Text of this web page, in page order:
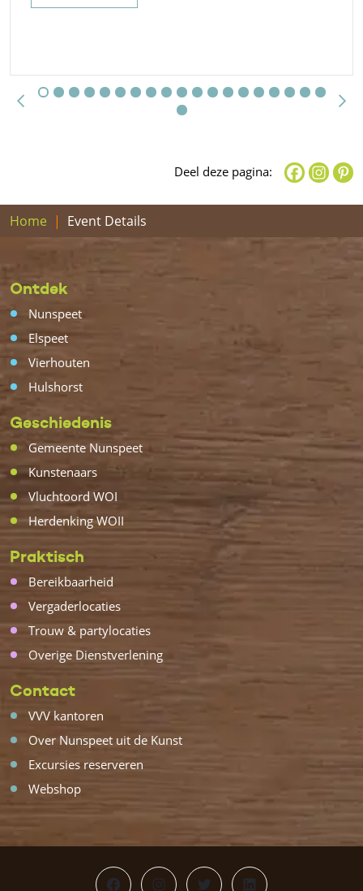
Deel deze pagina:
Home Event Details
Ontdek
Nunspeet
Elspeet
Vierhouten
Hulshorst
Geschiedenis
Gemeente Nunspeet
Kunstenaars
Vluchtoord WOI
Herdenking WOII
Praktisch
Bereikbaarheid
Vergaderlocaties
Trouw & partylocaties
Overige Dienstverlening
Contact
VVV kantoren
Over Nunspeet uit de Kunst
Excursies reserveren
Webshop
FacebookInstagram
TwitterLinkedIn